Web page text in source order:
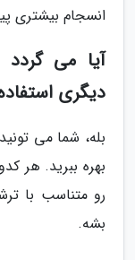
انسجام بیشتری
آیا می
دیگری
بله، شما می
بهره ببرید. هر
رو متناسب با
بشه.